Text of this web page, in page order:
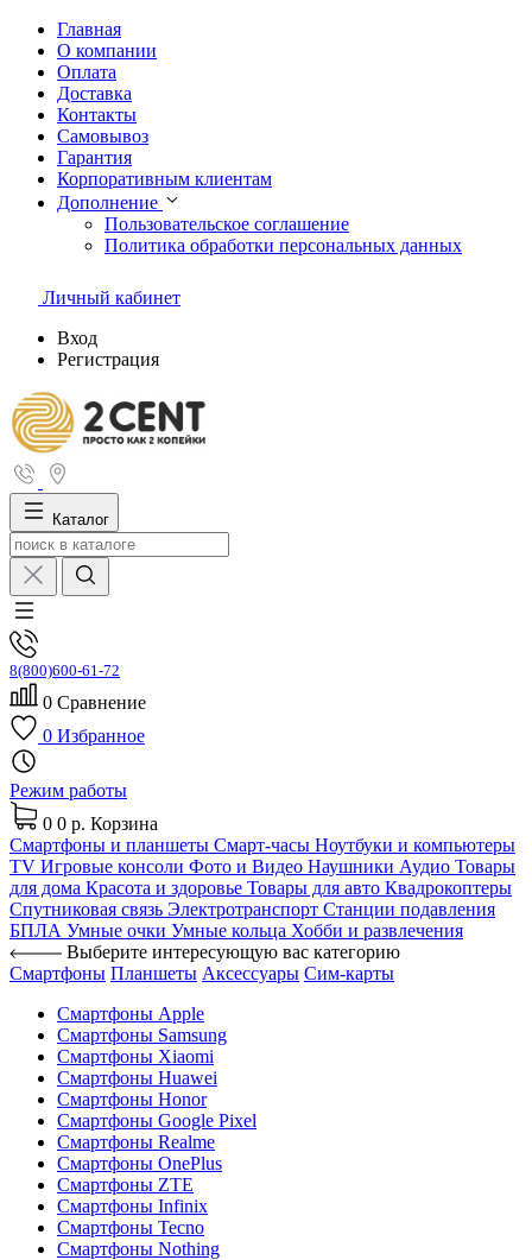
Главная
О компании
Оплата
Доставка
Контакты
Самовывоз
Гарантия
Корпоративным клиентам
Дополнение
Пользовательское соглашение
Политика обработки персональных данных
Личный кабинет
Вход
Регистрация
Каталог
8(800)600-61-72
0 Сравнение
0 Избранное
Режим работы
0 0 р. Корзина
Смартфоны и планшеты Смарт-часы Ноутбуки и компьютеры
TV Игровые консоли Фото и Видео Наушники Аудио Товары
для дома Красота и здоровье Товары для авто Квадрокоптеры
Спутниковая связь Электротранспорт Станции подавления
БПЛА Умные очки Умные кольца Хобби и развлечения
Выберите интересующую вас категорию
Смартфоны Планшеты Аксессуары Сим-карты
Смартфоны Apple
Смартфоны Samsung
Смартфоны Xiaomi
Смартфоны Huawei
Смартфоны Honor
Смартфоны Google Pixel
Смартфоны Realme
Смартфоны OnePlus
Смартфоны ZTE
Смартфоны Infinix
Смартфоны Tecno
Смартфоны Nothing